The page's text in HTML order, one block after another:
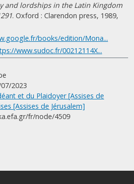
and lordships in the Latin Kingdom
. Oxford : Clarendon press, 1989,
books/edition/Mona...
www.sudoc.fr/00212114X...
2023
et du Plaidoyer [Assises de
[Assises de Jérusalem]
fr/node/4509